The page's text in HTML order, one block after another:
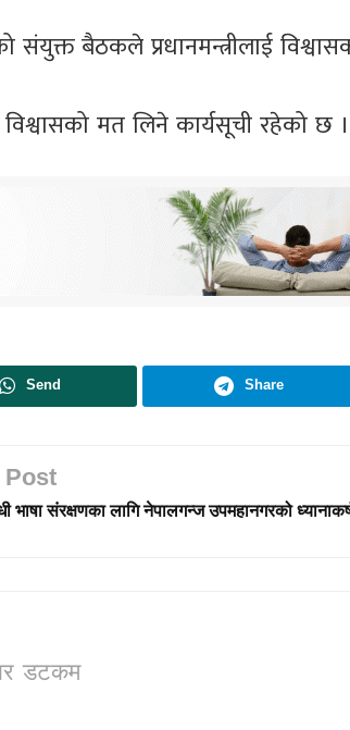
बैठकले प्रधानमन्त्रीलाई
मत लिने कार्यसूची रहेको छ ।
Send Share
भाषा संरक्षणका लागि नेपालगन्ज उपमहानगरको
डटकम